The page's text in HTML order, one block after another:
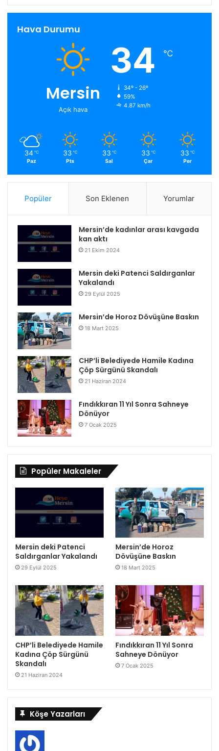
Hava Durumu
Mersin
Açık hava
34 ℃
34º - 26º
59%
4.87 km/h
34 ℃
Paz
33 ℃
Pts
33 ℃
Sal
33 ℃
Çar
33 ℃
Per
Popüler Son Eklenen Yorumlar
Mersin’de kadınlar arası kavgada
kan aktı
21 Ekim 2024
Mersin deki Patenci Saldırganlar
Yakalandı
29 Eylül 2025
Mersin’de Horoz Dövüşüne Baskın
18 Mart 2025
CHP’li Belediyede Hamile Kadına
Çöp Sürgünü Skandalı
21 Haziran 2024
Fındıkkıran 11 Yıl Sonra Sahneye
Dönüyor
7 Ocak 2025
Popüler Makaleler
Mersin deki Patenci
Saldırganlar Yakalandı
29 Eylül 2025
Mersin’de Horoz
Dövüşüne Baskın
18 Mart 2025
CHP’li Belediyede Hamile
Kadına Çöp Sürgünü
Skandalı
21 Haziran 2024
Fındıkkıran 11 Yıl Sonra
Sahneye Dönüyor
7 Ocak 2025
Köşe Yazarları